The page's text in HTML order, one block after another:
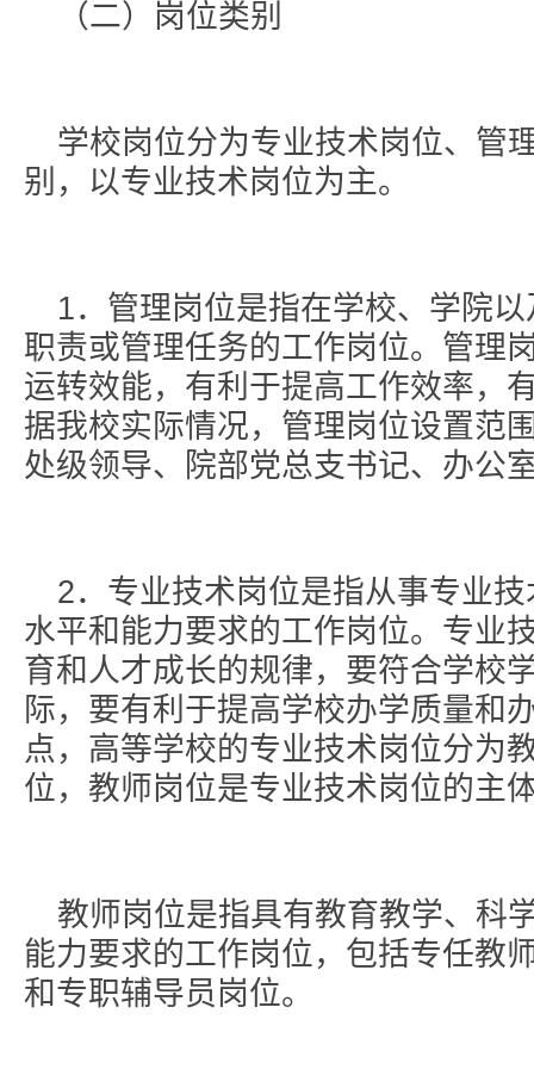
（二）岗位类别
学校岗位分为专业技术岗位、管
别，以专业技术岗位为主。
1．管理岗位是指在学校、学院
职责或管理任务的工作岗位。管理
运转效能，有利于提高工作效率，
据我校实际情况，管理岗位设置范
处级领导、院部党总支书记、办公
2．专业技术岗位是指从事专业
水平和能力要求的工作岗位。专业
育和人才成长的规律，要符合学校
际，要有利于提高学校办学质量和
点，高等学校的专业技术岗位分为
位，教师岗位是专业技术岗位的主
教师岗位是指具有教育教学、科
能力要求的工作岗位，包括专任教
和专职辅导员岗位。